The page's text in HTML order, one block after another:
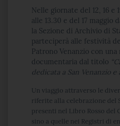
Nelle giornate del 12, 16 e
alle 13.30 e del 17 maggio
la Sezione di Archivio di
parteciperà alle festività
Patrono Venanzio con una
documentaria dal titolo
dedicata a San Venanzio e
Un viaggio attraverso le
riferite alla celebrazione del
presenti nel Libro Rosso del
sino a quelle nei Registri di